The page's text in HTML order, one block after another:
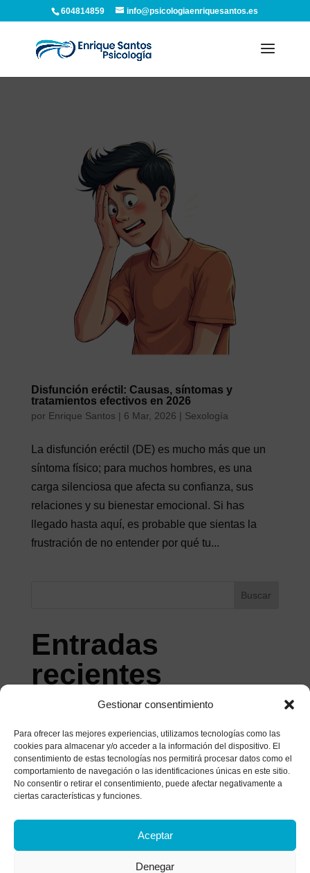
Gestionar consentimiento
Para ofrecer las mejores experiencias, utilizamos tecnologías como las
cookies para almacenar y/o acceder a la información del dispositivo. El
consentimiento de estas tecnologías nos permitirá procesar datos como el
comportamiento de navegación o las identificaciones únicas en este sitio.
No consentir o retirar el consentimiento, puede afectar negativamente a
ciertas características y funciones.
Aceptar
Denegar
604814859 info@psicologiaenriquesantos.es
Disfunción eréctil: Causas, síntomas y
tratamientos efectivos en 2026
por Enrique Santos | 6 Mar, 2026 | Sexología
La disfunción eréctil (DE) es mucho más que un
síntoma físico; para muchos hombres, es una
carga silenciosa que afecta su confianza, sus
relaciones y su bienestar emocional. Si has
llegado hasta aquí, es probable que sientas la
frustración de no entender por qué tu...
Buscar
Entradas
recientes
La Tríada de Beck: Qué es y Cómo Afecta a tu
Estilos de afrontamiento: ¿Cómo gestionas el
malestar?
Historia de un matrimonio bajo el microscopio: el
¿Tratas de parar tu mente? Descubre por qué
luchar contra tus pensamientos los vuelve más